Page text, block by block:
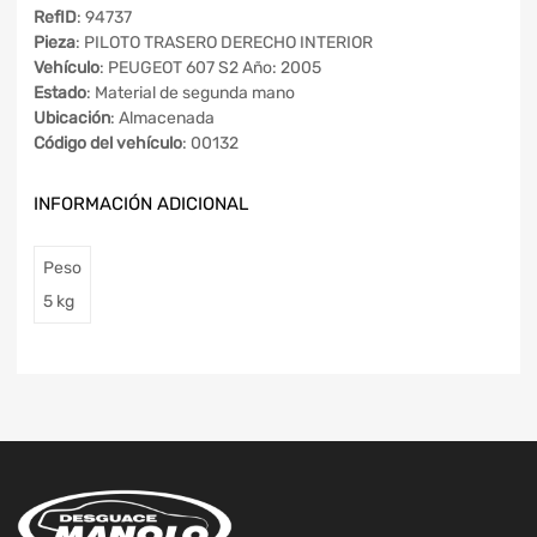
RefID: 94737
Pieza: PILOTO TRASERO DERECHO INTERIOR
Vehículo: PEUGEOT 607 S2 Año: 2005
Estado: Material de segunda mano
Ubicación: Almacenada
Código del vehículo: 00132
INFORMACIÓN ADICIONAL
Peso
5 kg